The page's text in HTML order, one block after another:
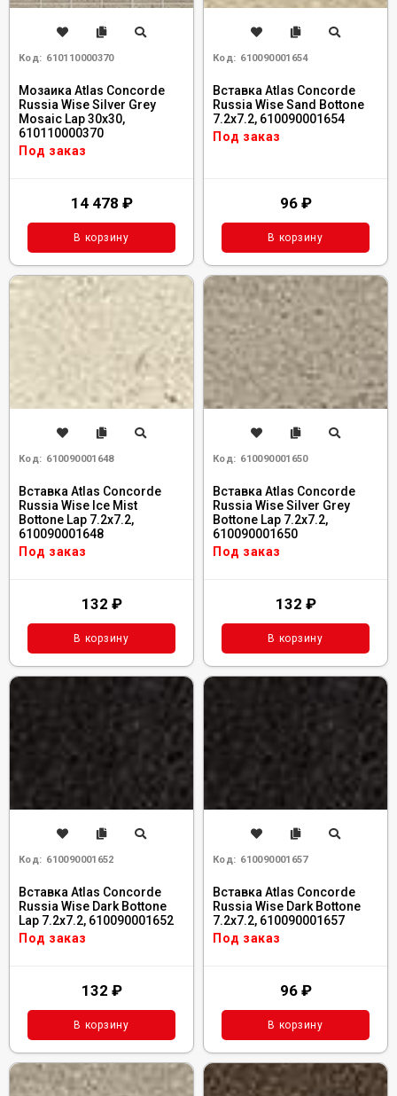
Код: 610110000370
Мозаика Atlas Concorde
Russia Wise Silver Grey
Mosaic Lap 30x30,
610110000370
Под заказ
14 478 ₽
В корзину
Код: 610090001654
Вставка Atlas Concorde
Russia Wise Sand Bottone
7.2x7.2, 610090001654
Под заказ
96 ₽
В корзину
Код: 610090001648
Вставка Atlas Concorde
Russia Wise Ice Mist
Bottone Lap 7.2x7.2,
610090001648
Под заказ
132 ₽
В корзину
Код: 610090001650
Вставка Atlas Concorde
Russia Wise Silver Grey
Bottone Lap 7.2x7.2,
610090001650
Под заказ
132 ₽
В корзину
Код: 610090001652
Вставка Atlas Concorde
Russia Wise Dark Bottone
Lap 7.2x7.2, 610090001652
Под заказ
132 ₽
В корзину
Код: 610090001657
Вставка Atlas Concorde
Russia Wise Dark Bottone
7.2x7.2, 610090001657
Под заказ
96 ₽
В корзину